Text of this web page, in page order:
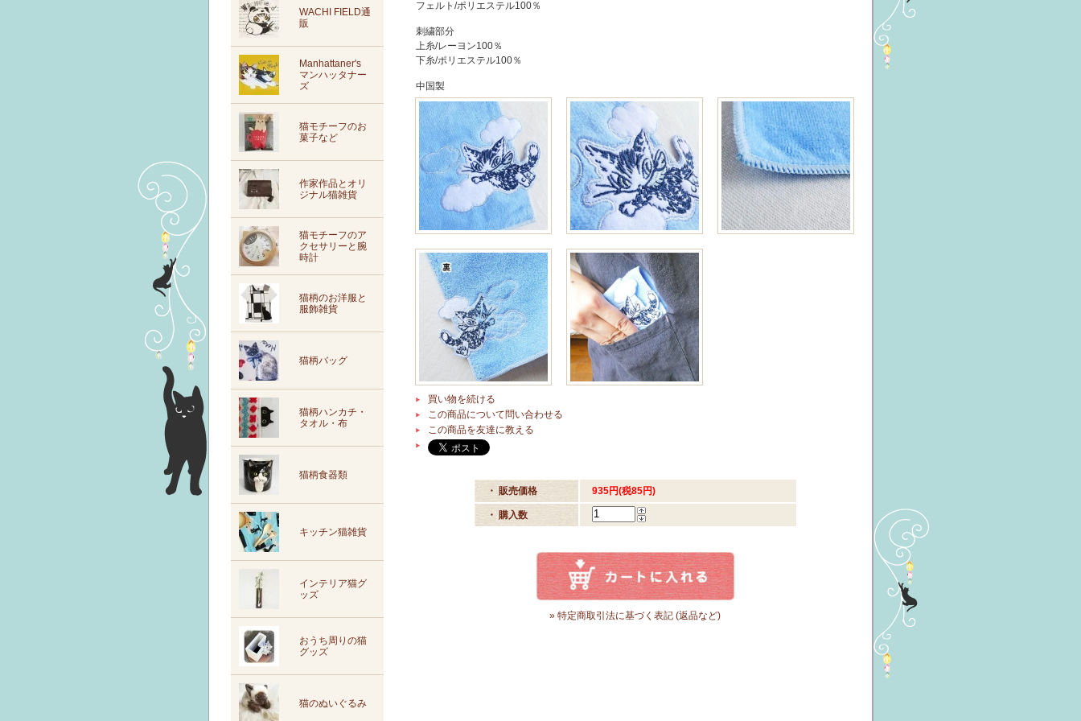
WACHI FIELD通
販
Manhattaner's
マンハッタナー
ズ
猫モチーフのお
菓子など
作家作品とオリ
ジナル猫雑貨
猫モチーフのア
クセサリーと腕
時計
猫柄のお洋服と
服飾雑貨
猫柄バッグ
猫柄ハンカチ・
タオル・布
猫柄食器類
キッチン猫雑貨
インテリア猫グ
ッズ
おうち周りの猫
グッズ
猫のぬいぐるみ
フェルト/ポリエステル100％
刺繍部分
上糸/レーヨン100％
下糸/ポリエステル100％
中国製
買い物を続ける
この商品について問い合わせる
この商品を友達に教える
・ 販売価格 935円(税85円)
・ 購入数
» 特定商取引法に基づく表記 (返品など)